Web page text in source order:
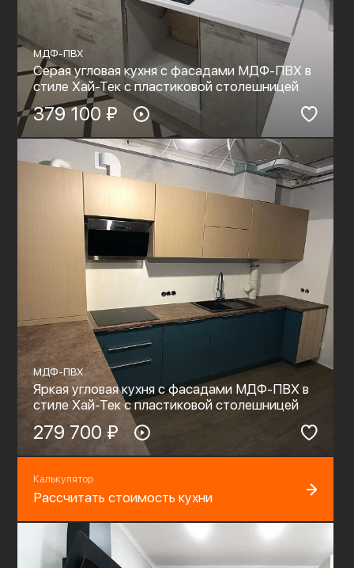
МДФ-ПВХ
Серая угловая кухня с фасадами МДФ-ПВХ в
стиле Хай-Тек с пластиковой столешницей
379 100 ₽
МДФ-ПВХ
Яркая угловая кухня с фасадами МДФ-ПВХ в
стиле Хай-Тек с пластиковой столешницей
279 700 ₽
Калькулятор
Рассчитать стоимость кухни